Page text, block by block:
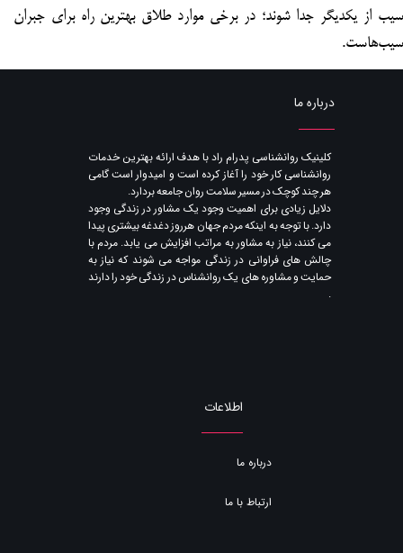
از یکدیگر جدا شوند؛ در برخی موارد طلاق بهترین راه برای جبران
درباره ما
​کلینیک روانشناسی پدرام راد با هدف ارائه بهترین خدمات
روانشناسی کار خود را آغاز کرده است و امیدوار است گامی
هر چند کوچک در مسیر سلامت روان جامعه بردارد.
دلایل زیادی برای اهمیت وجود یک مشاور در زندگی وجود
دارد. با توجه به اینکه مردم جهان هرروز دغدغه بیشتری پیدا
می کنند​​​​​​​، نیاز به مشاور به مراتب افزایش می یابد. مردم با
چالش های فراوانی در زندگی مواجه می شوند که نیاز به
حمایت و مشاوره های یک روانشناس در زندگی خود را دارند​​​​​​​
.
اطلاعات
درباره ما
ارتباط با ما